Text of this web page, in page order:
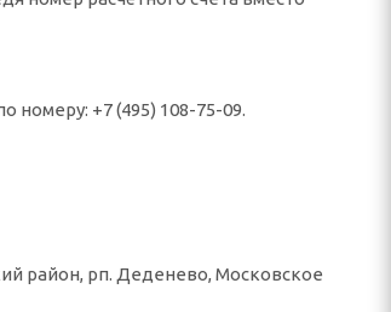
+7 (495) 108-75-09.
район, рп. Деденево, Московское